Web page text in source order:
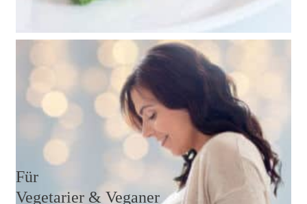
Während einer Schwangerschaft hat der Körper
besondere Bedürfnisse, vor allem weil er Nährstoffe
und Vitamine für zwei zur Verfügung stellen muss.
Für
Vegetarier & Veganer